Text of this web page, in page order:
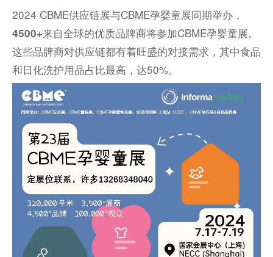
2024 CBME供应链展与CBME孕婴童展同期举办，
4500+来自全球的优质品牌商将参加CBME孕婴童展。
这些品牌商对供应链都有着旺盛的对接需求，其中食品
和日化洗护用品占比最高，达50%。